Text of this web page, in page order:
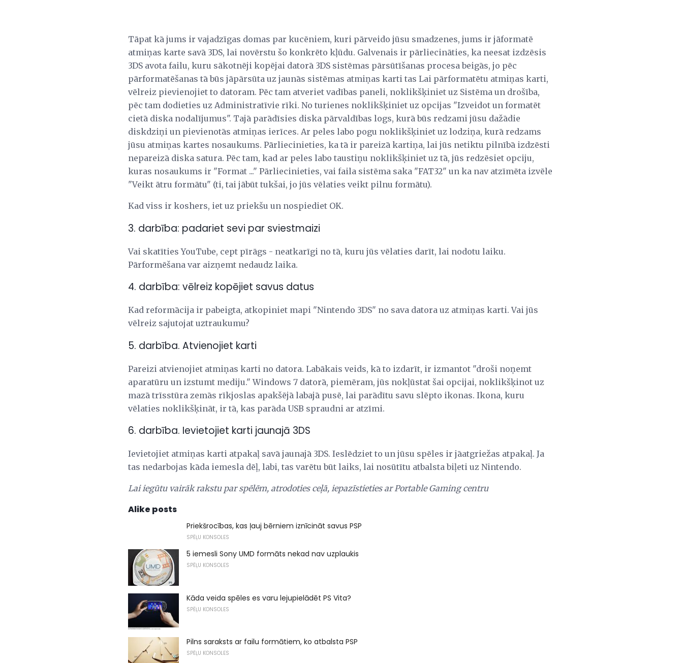
Tāpat kā jums ir vajadzīgas domas par kucēniem, kuri pārveido jūsu smadzenes, jums ir jāformatē
atmiņas karte savā 3DS, lai novērstu šo konkrēto kļūdu. Galvenais ir pārliecināties, ka neesat izdzēsis
3DS avota failu, kuru sākotnēji kopējai datorā 3DS sistēmas pārsūtīšanas procesa beigās, jo pēc
pārformatēšanas tā būs jāpārsūta uz jaunās sistēmas atmiņas karti tas Lai pārformatētu atmiņas karti,
vēlreiz pievienojiet to datoram. Pēc tam atveriet vadības paneli, noklikšķiniet uz Sistēma un drošība,
pēc tam dodieties uz Administratīvie rīki. No turienes noklikšķiniet uz opcijas "Izveidot un formatēt
cietā diska nodalījumus". Tajā parādīsies diska pārvaldības logs, kurā būs redzami jūsu dažādie
diskdziņi un pievienotās atmiņas ierīces. Ar peles labo pogu noklikšķiniet uz lodziņa, kurā redzams
jūsu atmiņas kartes nosaukums. Pārliecinieties, ka tā ir pareizā kartiņa, lai jūs netiktu pilnībā izdzēsti
nepareizā diska satura. Pēc tam, kad ar peles labo taustiņu noklikšķiniet uz tā, jūs redzēsiet opciju,
kuras nosaukums ir "Format ..." Pārliecinieties, vai faila sistēma saka "FAT32" un ka nav atzīmēta izvēle
"Veikt ātru formātu" (ti, tai jābūt tukšai, jo jūs vēlaties veikt pilnu formātu).
Kad viss ir koshers, iet uz priekšu un nospiediet OK.
3. darbība: padariet sevi par sviestmaizi
Vai skatīties YouTube, cept pīrāgs - neatkarīgi no tā, kuru jūs vēlaties darīt, lai nodotu laiku.
Pārformēšana var aizņemt nedaudz laika.
4. darbība: vēlreiz kopējiet savus datus
Kad reformācija ir pabeigta, atkopiniet mapi "Nintendo 3DS" no sava datora uz atmiņas karti. Vai jūs
vēlreiz sajutojat uztraukumu?
5. darbība. Atvienojiet karti
Pareizi atvienojiet atmiņas karti no datora. Labākais veids, kā to izdarīt, ir izmantot "droši noņemt
aparatūru un izstumt mediju." Windows 7 datorā, piemēram, jūs nokļūstat šai opcijai, noklikšķinot uz
mazā trīsstūra zemās rīkjoslas apakšējā labajā pusē, lai parādītu savu slēpto ikonas. Ikona, kuru
vēlaties noklikšķināt, ir tā, kas parāda USB spraudni ar atzīmi.
6. darbība. Ievietojiet karti jaunajā 3DS
Ievietojiet atmiņas karti atpakaļ savā jaunajā 3DS. Ieslēdziet to un jūsu spēles ir jāatgriežas atpakaļ. Ja
tas nedarbojas kāda iemesla dēļ, labi, tas varētu būt laiks, lai nosūtītu atbalsta biļeti uz Nintendo.
Lai iegūtu vairāk rakstu par spēlēm, atrodoties ceļā, iepazīstieties ar Portable Gaming centru
Alike posts
Priekšrocības, kas ļauj bērniem iznīcināt savus PSP
SPĒĻU KONSOLES
5 iemesli Sony UMD formāts nekad nav uzplaukis
SPĒĻU KONSOLES
Kāda veida spēles es varu lejupielādēt PS Vita?
SPĒĻU KONSOLES
Pilns saraksts ar failu formātiem, ko atbalsta PSP
SPĒĻU KONSOLES